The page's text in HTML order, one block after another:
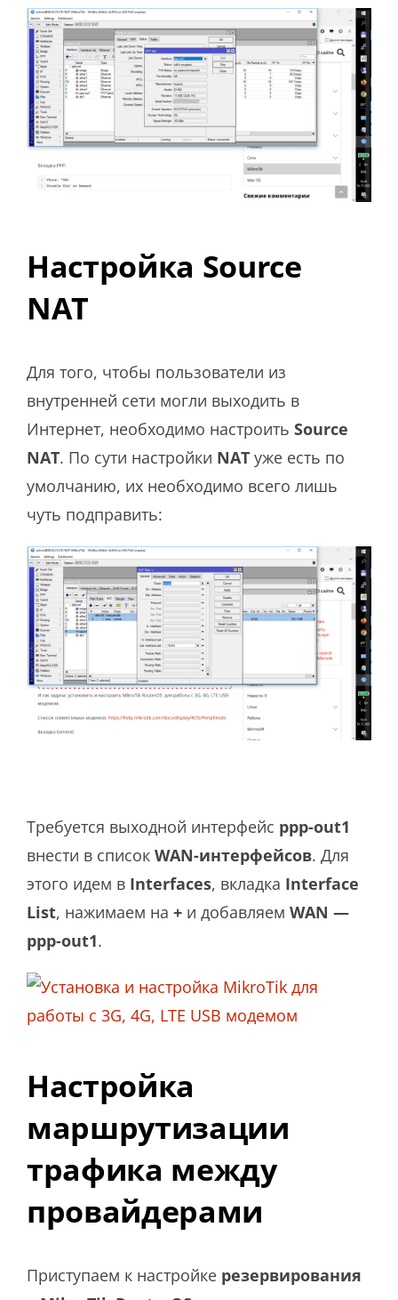
Настройка Source
NAT
Для того, чтобы пользователи из
внутренней сети могли выходить в
Интернет, необходимо настроить Source
NAT. По сути настройки NAT уже есть по
умолчанию, их необходимо всего лишь
чуть подправить:
Требуется выходной интерфейс ppp-out1
внести в список WAN-интерфейсов. Для
этого идем в Interfaces, вкладка Interface
List, нажимаем на + и добавляем WAN —
ppp-out1.
Настройка
маршрутизации
трафика между
провайдерами
Приступаем к настройке резервирования